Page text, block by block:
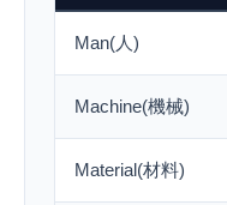
Man(人)
Machine(機械)
Material(材料)